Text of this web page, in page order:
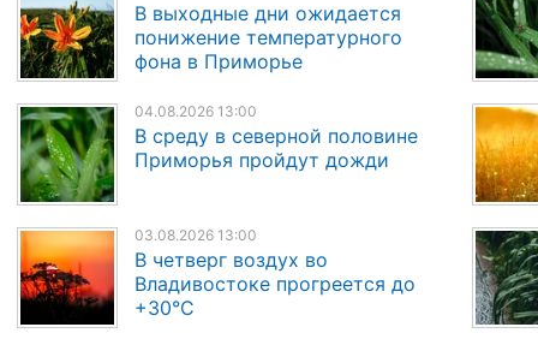
В выходные дни ожидается
понижение температурного
фона в Приморье
04.08.2026 13:00
В среду в северной половине
Приморья пройдут дожди
03.08.2026 13:00
В четверг воздух во
Владивостоке прогреется до
+30°C